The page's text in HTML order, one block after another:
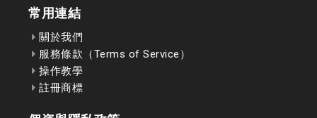
常用連結
關於我們
服務條款（Terms of Service）
操作教學
註冊商標